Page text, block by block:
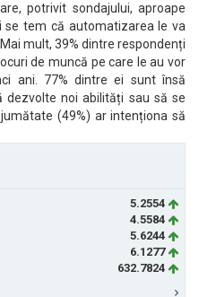
potrivit sondajului, aproape
se tem că automatizarea le va
mult, 39% dintre respondenți
de muncă pe care le au vor
ani. 77% dintre ei sunt însă
dezvolte noi abilități sau să se
(49%) ar intenționa să
5.2554
4.5584
5.6244
6.1277
632.7824